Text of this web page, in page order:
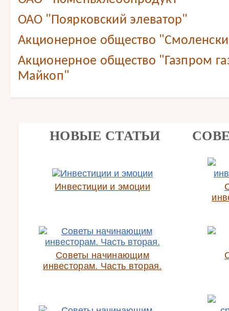
ОАО "Поярковский элеватор"
Акционерное общество
Акционерное общество "Газпром
Майкоп"
НОВЫЕ СТАТЬИ
Инвестиции и эмоции
Советы начинающим
инвесторам. Часть вторая.